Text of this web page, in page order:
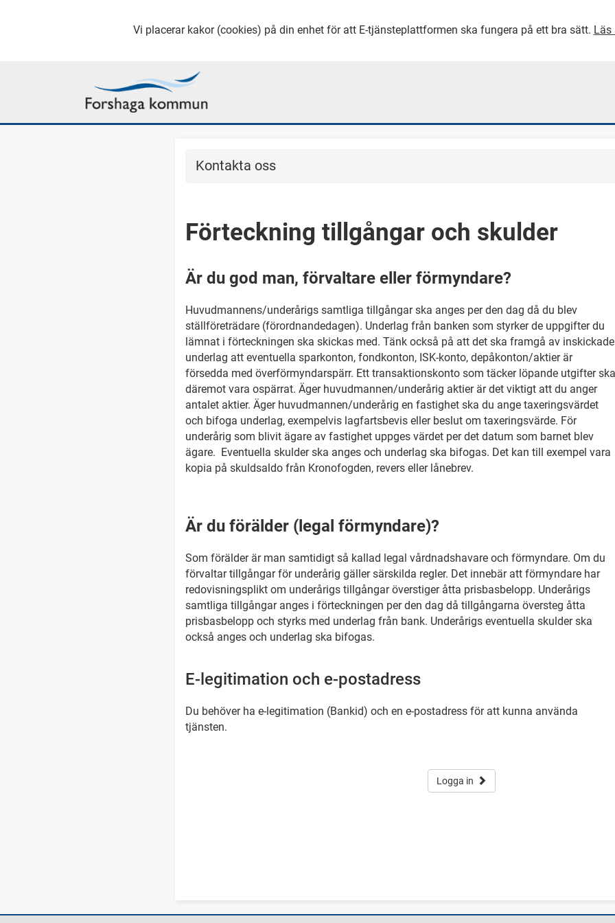
Vi placerar kakor (cookies) på din enhet för att E-tjänsteplattformen ska fungera på ett bra sätt. Läs
Kontakta oss
Förteckning tillgångar och skulder
Är du god man, förvaltare eller förmyndare?
Huvudmannens/underårigs samtliga tillgångar ska anges per den dag då du blev
ställföreträdare (förordnandedagen). Underlag från banken som styrker de uppgifter du
lämnat i förteckningen ska skickas med. Tänk också på att det ska framgå av inskickade
underlag att eventuella sparkonton, fondkonton, ISK-konto, depåkonton/aktier är
försedda med överförmyndarspärr. Ett transaktionskonto som täcker löpande utgifter ska
däremot vara ospärrat. Äger huvudmannen/underårig aktier är det viktigt att du anger
antalet aktier. Äger huvudmannen/underårig en fastighet ska du ange taxeringsvärdet
och bifoga underlag, exempelvis lagfartsbevis eller beslut om taxeringsvärde. För
underårig som blivit ägare av fastighet uppges värdet per det datum som barnet blev
ägare. Eventuella skulder ska anges och underlag ska bifogas. Det kan till exempel vara
kopia på skuldsaldo från Kronofogden, revers eller lånebrev.
Är du förälder (legal förmyndare)?
Som förälder är man samtidigt så kallad legal vårdnadshavare och förmyndare. Om du
förvaltar tillgångar för underårig gäller särskilda regler. Det innebär att förmyndare har
redovisningsplikt om underårigs tillgångar överstiger åtta prisbasbelopp. Underårigs
samtliga tillgångar anges i förteckningen per den dag då tillgångarna översteg åtta
prisbasbelopp och styrks med underlag från bank. Underårigs eventuella skulder ska
också anges och underlag ska bifogas.
E-legitimation och e-postadress
Du behöver ha e-legitimation (Bankid) och en e-postadress för att kunna använda
tjänsten.
Logga in